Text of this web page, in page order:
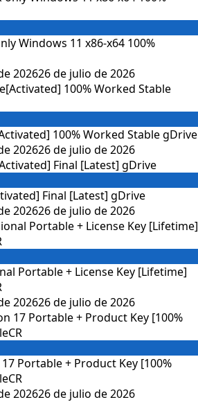
Windows 11 x86-x64 100%
202626 de julio de 2026
100% Worked Stable gDrive
202626 de julio de 2026
Final [Latest] gDrive
202626 de julio de 2026
Portable + License Key [Lifetime]
202626 de julio de 2026
Portable + Product Key [100%
202626 de julio de 2026